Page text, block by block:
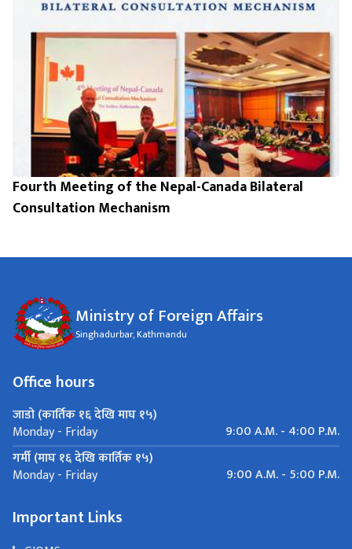
Fourth Meeting of the Nepal-Canada Bilateral
Consultation Mechanism
Ministry of Foreign Affairs
Singhadurbar, Kathmandu
Office hours
जाडो (कार्तिक १६ देखि माघ १५)
Monday - Friday
9:00 A.M. - 4:00 P.M.
गर्मी (माघ १६ देखि कार्तिक १५)
Monday - Friday 9:00 A.M. - 5:00 P.M.
Important Links